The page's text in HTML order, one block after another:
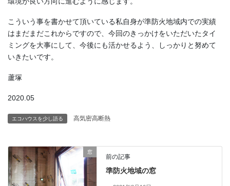
こういう事を書かせて頂いている私自身が準防火地域内での実績
はまだまだこれからですので、今回のきっかけをいただいたタイ
ミングを大事にして、今後にも活かせるよう、しっかりと努めて
いきたいです。
蘆塚
2020.05
エコハウスを少し語る 高気密高断熱
窓
前の記事
準防火地域の窓